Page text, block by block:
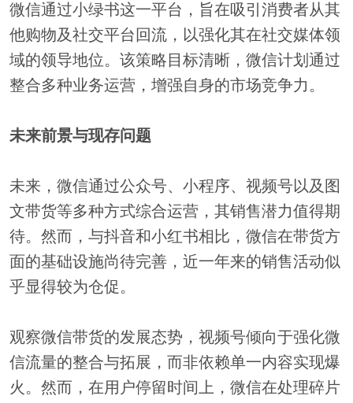
微信通过小绿书这一平台，旨在吸引消费者从其
他购物及社交平台回流，以强化其在社交媒体领
域的领导地位。该策略目标清晰，微信计划通过
整合多种业务运营，增强自身的市场竞争力。
未来前景与现存问题
未来，微信通过公众号、小程序、视频号以及图
文带货等多种方式综合运营，其销售潜力值得期
待。然而，与抖音和小红书相比，微信在带货方
面的基础设施尚待完善，近一年来的销售活动似
乎显得较为仓促。
观察微信带货的发展态势，视频号倾向于强化微
信流量的整合与拓展，而非依赖单一内容实现爆
火。然而，在用户停留时间上，微信在处理碎片